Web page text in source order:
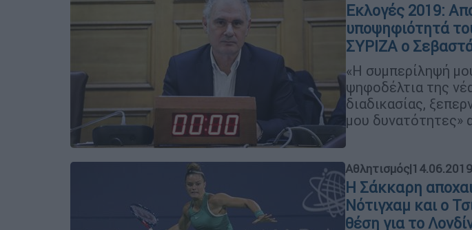
Εκλογές 2019:
υποψηφιότητά
ΣΥΡΙΖΑ ο
«Η συμπερίληψή
ψηφοδέλτια της
διαδικασίας,
μου δυνατότητες»
Αθλητισμός|
Η Σάκκαρη
Νότιγχαμ και ο
θέση για το